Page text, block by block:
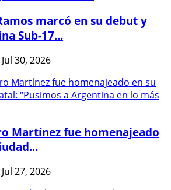
marcó en su debut y
Sub-17...
Jul 30, 2026
Martínez fue homenajeado
Jul 27, 2026